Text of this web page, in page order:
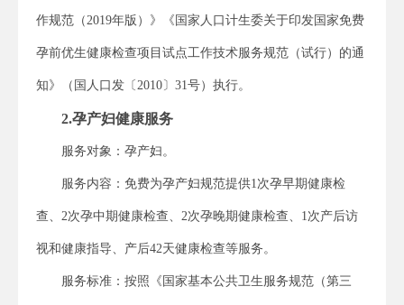
作规范（2019年版）》《国家人口计生委关于印发国家免费
孕前优生健康检查项目试点工作技术服务规范（试行）的通
知》（国人口发〔2010〕31号）执行。
2.孕产妇健康服务
服务对象：孕产妇。
服务内容：免费为孕产妇规范提供1次孕早期健康检
查、2次孕中期健康检查、2次孕晚期健康检查、1次产后访
视和健康指导、产后42天健康检查等服务。
服务标准：按照《国家基本公共卫生服务规范（第三